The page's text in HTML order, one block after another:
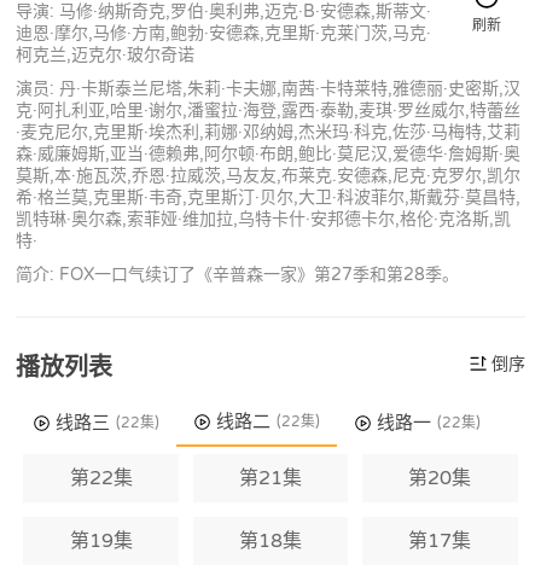
刷新
导演: 马修·纳斯奇克,罗伯·奥利弗,迈克·B·安德森,斯蒂文·
迪恩·摩尔,马修·方南,鲍勃·安德森,克里斯·克莱门茨,马克·
柯克兰,迈克尔·玻尔奇诺
演员: 丹·卡斯泰兰尼塔,朱莉·卡夫娜,南茜·卡特莱特,雅德丽·史密斯,汉
克·阿扎利亚,哈里·谢尔,潘蜜拉·海登,露西·泰勒,麦琪·罗丝威尔,特蕾丝
·麦克尼尔,克里斯·埃杰利,莉娜·邓纳姆,杰米玛·科克,佐莎·马梅特,艾莉
森·威廉姆斯,亚当·德赖弗,阿尔顿·布朗,鲍比·莫尼汉,爱德华·詹姆斯·奥
莫斯,本·施瓦茨,乔恩·拉威茨,马友友,布莱克.安德森,尼克·克罗尔,凯尔
希·格兰莫,克里斯·韦奇,克里斯汀·贝尔,大卫·科波菲尔,斯戴芬·莫昌特,
凯特琳·奥尔森,索菲娅·维加拉,乌特卡什·安邦德卡尔,格伦·克洛斯,凯
特·
简介: FOX一口气续订了《辛普森一家》第27季和第28季。
播放列表 倒序
线路三 (22集) 线路二 (22集) 线路一 (22集)
第22集 第21集 第20集
第19集 第18集 第17集